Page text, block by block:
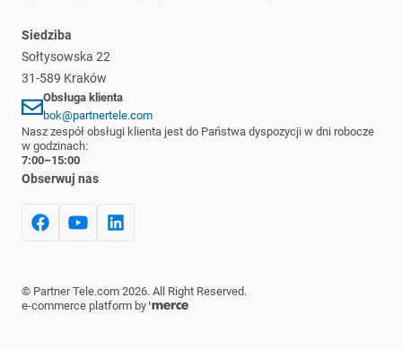
Siedziba
Sołtysowska 22
31-589 Kraków
Obsługa klienta
bok@partnertele.com
Nasz zespół obsługi klienta jest do Państwa dyspozycji w dni robocze
w godzinach:
7:00–15:00
Obserwuj nas
© Partner Tele.com 2026. All Right Reserved.
e-commerce platform by